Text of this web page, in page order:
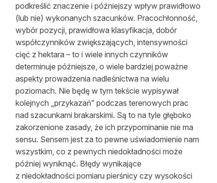
podkreślić znaczenie i późniejszy wpływ prawidłowo
(lub nie) wykonanych szacunków. Pracochłonność,
wybór pozycji, prawidłowa klasyfikacja, dobór
współczynników zwiększających, intensywności
cięć z hektara – to i wiele innych czynników
determinuje późniejsze, o wiele bardziej poważne
aspekty prowadzenia nadleśnictwa na wielu
poziomach. Nie będę w tym tekście wypisywał
kolejnych „przykazań” podczas terenowych prac
nad szacunkami brakarskimi. Są to na tyle głęboko
zakorzenione zasady, że ich przypominanie nie ma
sensu. Sensem jest za to pewne uświadomienie nam
wszystkim, co z pewnych niedokładności może
później wyniknąć. Błędy wynikające
z niedokładności pomiaru pierśnicy czy wysokości